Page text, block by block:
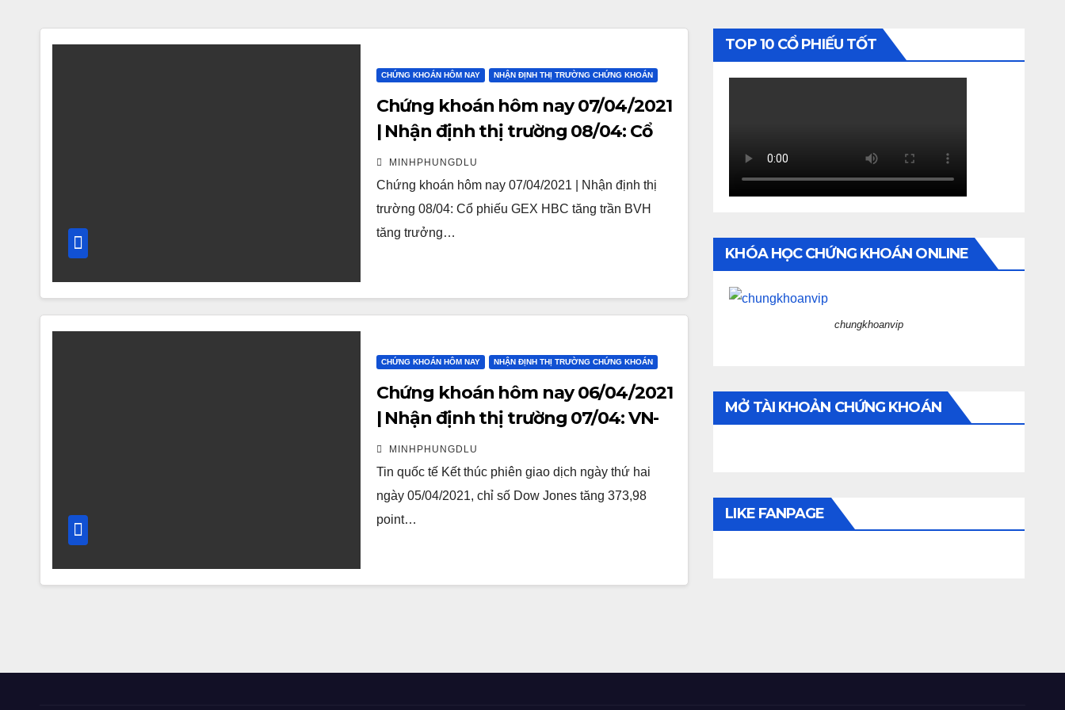
CHỨNG KHOÁN HÔM NAY NHẬN ĐỊNH THỊ TRƯỜNG CHỨNG KHOÁN
Chứng khoán hôm nay 07/04/2021
| Nhận định thị trường 08/04: Cổ
phiếu GEX HBC tăng trần
MINHPHUNGDLU
Chứng khoán hôm nay 07/04/2021 | Nhận định thị
trường 08/04: Cổ phiếu GEX HBC tăng trần BVH
tăng trưởng…
CHỨNG KHOÁN HÔM NAY NHẬN ĐỊNH THỊ TRƯỜNG CHỨNG KHOÁN
Chứng khoán hôm nay 06/04/2021
| Nhận định thị trường 07/04: VN-
index xuất hiện áp lực chốt lời
vùng kháng cự
MINHPHUNGDLU
Tin quốc tế Kết thúc phiên giao dịch ngày thứ hai
ngày 05/04/2021, chỉ số Dow Jones tăng 373,98
point…
TOP 10 CỔ PHIẾU TỐT
KHÓA HỌC CHỨNG KHOÁN ONLINE
chungkhoanvip
MỞ TÀI KHOẢN CHỨNG KHOÁN
LIKE FANPAGE